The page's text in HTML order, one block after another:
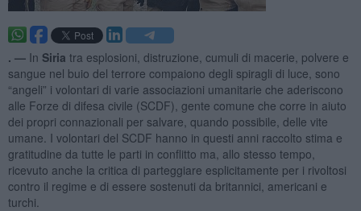
. — In Siria tra esplosioni, distruzione, cumuli di macerie, polvere e
sangue nel buio del terrore compaiono degli spiragli di luce, sono
“angeli” i volontari di varie associazioni umanitarie che aderiscono
alle Forze di difesa civile (SCDF), gente comune che corre in aiuto
dei propri connazionali per salvare, quando possibile, delle vite
umane. I volontari del SCDF hanno in questi anni raccolto stima e
gratitudine da tutte le parti in conflitto ma, allo stesso tempo,
ricevuto anche la critica di parteggiare esplicitamente per i rivoltosi
contro il regime e di essere sostenuti da britannici, americani e
turchi.